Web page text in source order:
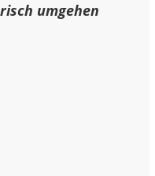
umgehen